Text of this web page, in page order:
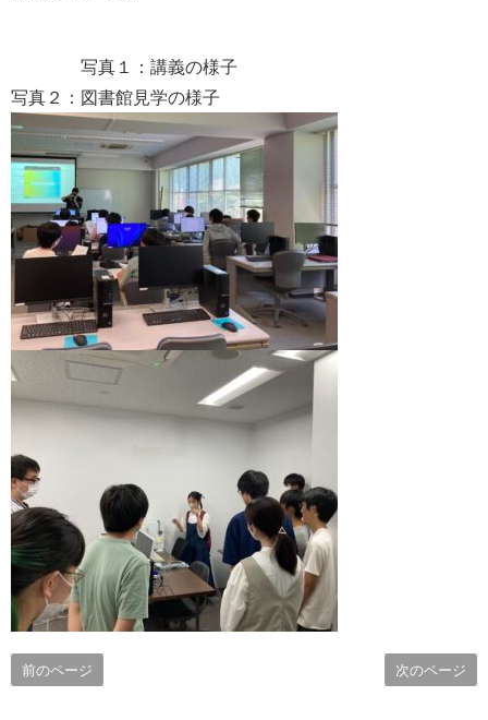
写真１：講義の様子
写真２：図書館見学の様子
前のページ 次のページ